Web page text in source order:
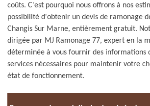
coûts. C'est pourquoi nous offrons à nos
possibilité d'obtenir un devis de ramonage
Changis Sur Marne, entièrement gratuit.
dirigée par MJ Ramonage 77, expert en la
déterminée à vous fournir des informations
services nécessaires pour maintenir votre
état de fonctionnement.